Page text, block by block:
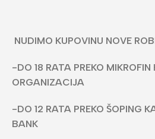
NUDIMO KUPOVINU NOVE
-DO 18 RATA PREKO MIKROFIN
ORGANIZACIJA
-DO 12 RATA PREKO ŠOPING
BANK